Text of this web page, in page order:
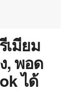
เมียม
, พอด
ได้